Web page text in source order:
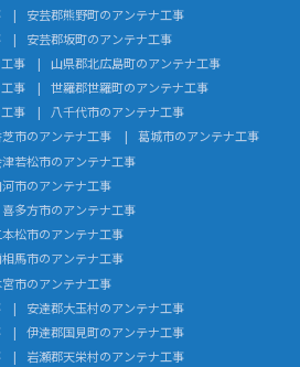
安芸郡熊野町のアンテナ工事
安芸郡坂町のアンテナ工事
事
山県郡北広島町のアンテナ工事
事
世羅郡世羅町のアンテナ工事
事
八千代市のアンテナ工事
市のアンテナ工事
葛城市のアンテナ工事
若松市のアンテナ工事
河市のアンテナ工事
喜多方市のアンテナ工事
本松市のアンテナ工事
馬市のアンテナ工事
市のアンテナ工事
安達郡大玉村のアンテナ工事
伊達郡国見町のアンテナ工事
岩瀬郡天栄村のアンテナ工事